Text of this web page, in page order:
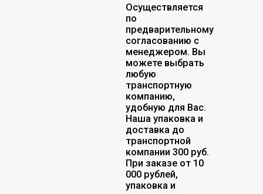
Осуществляется
по
предварительному
согласованию с
менеджером. Вы
можете выбрать
любую
транспортную
компанию,
удобную для Вас.
Наша упаковка и
доставка до
транспортной
компании 300 руб.
При заказе от 10
000 рублей,
упаковка и